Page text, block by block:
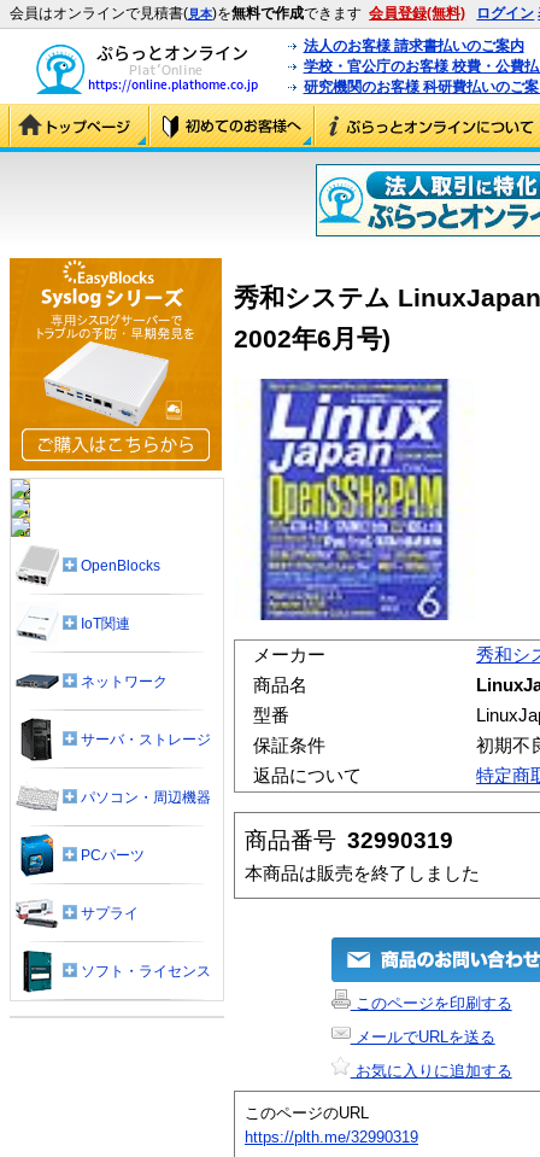
会員はオンラインで見積書(見本)を無料で作成できます 会員登録(無料) ログイン
法人のお客様 請求書払いのご案内
学校・官公庁のお客様 校費・公費
研究機関のお客様 科研費払いのご
秀和システム
2002年6月号)
メーカー
秀和シ
商品名
型番
保証条件
初期不
返品について
特定商
商品番号 32990319
本商品は販売を終了しました
このページを印刷する
メールでURLを送る
お気に入りに追加する
このページのURL
https://plth.me/32990319
OpenBlocks
IoT関連
ネットワーク
サーバ・ストレージ
パソコン・周辺機器
PCパーツ
サプライ
ソフト・ライセンス